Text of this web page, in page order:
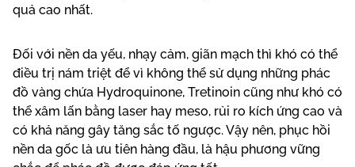
quả cao nhất.
Đối với nền da yếu, nhạy cảm, giãn mạch thì khó có thể
điều trị nám triệt để vì không thể sử dụng những phác
đồ vàng chứa Hydroquinone, Tretinoin cũng như khó có
thể xâm lấn bằng laser hay meso, rủi ro kích ứng cao và
có khả năng gây tăng sắc tố ngược. Vậy nên, phục hồi
nền da gốc là ưu tiên hàng đầu, là hậu phương vững